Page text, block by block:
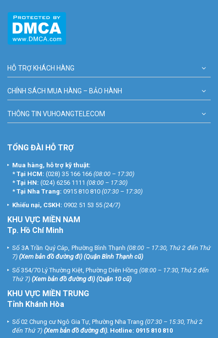
HỖ TRỢ KHÁCH HÀNG
CHÍNH SÁCH MUA HÀNG – BẢO HÀNH
THÔNG TIN VUHOANGTELECOM
TỔNG ĐÀI HỖ TRỢ
Mua hàng, hỗ trợ kỹ thuật:
* Tại HCM: (028) 35 166 166 (08:00 – 17:30)
* Tại HN: (024) 6256 1111 (08:00 – 17:30)
* Tại Nha Trang: 0915 810 810 (07:30 – 17:30)
Khiếu nại, CSKH: 0902 51 53 55 (24/7)
KHU VỰC MIỀN NAM
Tp. Hồ Chí Minh
Số 3A Trần Quý Cáp, Phường Bình Thạnh (08:00 – 17:30, Thứ 2 đến Thứ
7) (Xem bản đồ đường đi) (Quận Bình Thạnh cũ)
Số 354/70 Lý Thường Kiệt, Phường Diên Hồng (08:00 – 17:30, Thứ 2 đến
Thứ 7) (Xem bản đồ đường đi) (Quận 10 cũ)
KHU VỰC MIỀN TRUNG
Tỉnh Khánh Hòa
Số 02 Chung cư Ngô Gia Tự, Phường Nha Trang (07:30 – 15:30, Thứ 2
đến Thứ 7) (Xem bản đồ đường đi). Hotline: 0915 810 810